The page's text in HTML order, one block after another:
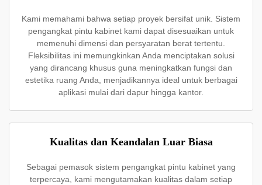
Kami memahami bahwa setiap proyek bersifat unik. Sistem
pengangkat pintu kabinet kami dapat disesuaikan untuk
memenuhi dimensi dan persyaratan berat tertentu.
Fleksibilitas ini memungkinkan Anda menciptakan solusi
yang dirancang khusus guna meningkatkan fungsi dan
estetika ruang Anda, menjadikannya ideal untuk berbagai
aplikasi mulai dari dapur hingga kantor.
Kualitas dan Keandalan Luar Biasa
Sebagai pemasok sistem pengangkat pintu kabinet yang
terpercaya, kami mengutamakan kualitas dalam setiap